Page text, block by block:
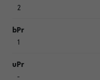
2
1
-